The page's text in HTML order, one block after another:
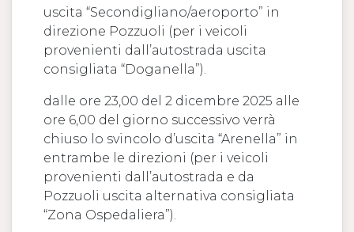
uscita “Secondigliano/aeroporto” in
direzione Pozzuoli (per i veicoli
provenienti dall’autostrada uscita
consigliata “Doganella”).
dalle ore 23,00 del 2 dicembre 2025 alle
ore 6,00 del giorno successivo verrà
chiuso lo svincolo d’uscita “Arenella” in
entrambe le direzioni (per i veicoli
provenienti dall’autostrada e da
Pozzuoli uscita alternativa consigliata
“Zona Ospedaliera”).